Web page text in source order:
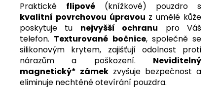
Praktické flipové (knížkové) pouzdro s
kvalitní povrchovou úpravou z umělé kůže
poskytuje tu nejvyšší ochranu pro Váš
telefon. Texturované bočnice, společně se
silikonovým krytem, zajišťují odolnost proti
nárazům a poškození. Neviditelný
magnetický* zámek zvyšuje bezpečnost a
eliminuje nechtěné otevírání pouzdra.